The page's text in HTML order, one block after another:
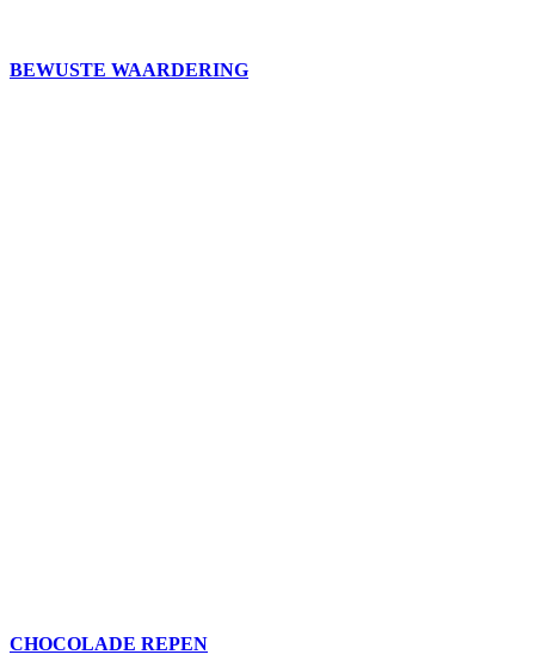
BEWUSTE WAARDERING
CHOCOLADE REPEN